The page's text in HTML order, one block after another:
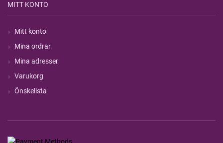
MITT KONTO
Mitt konto
Mina ordrar
Mina adresser
Varukorg
Önskelista